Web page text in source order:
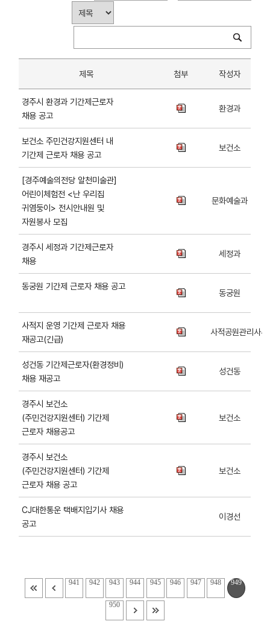
제목 첨부 작성자
경주시 환경과 기간제근로자
채용 공고
환경과
보건소 주민건강지원센터 내
기간제 근로자 채용 공고
보건소
[경주예술의전당 알천미술관]
어린이체험전 <난 우리집
귀염둥이> 전시안내원 및
자원봉사 모집
문화예술과
경주시 세정과 기간제근로자
채용
세정과
동궁원 기간제 근로자 채용 공고
동궁원
사적지 운영 기간제 근로자 채용
재공고(긴급)
사적공원관리사무
성건동 기간제근로자(환경정비)
채용 재공고
성건동
경주시 보건소
(주민건강지원센터) 기간제
근로자 채용공고
보건소
경주시 보건소
(주민건강지원센터) 기간제
근로자 채용 공고
보건소
CJ대한통운 택배지입기사 채용
공고
이경선
941 942 943 944 945 946 947 948 949
950